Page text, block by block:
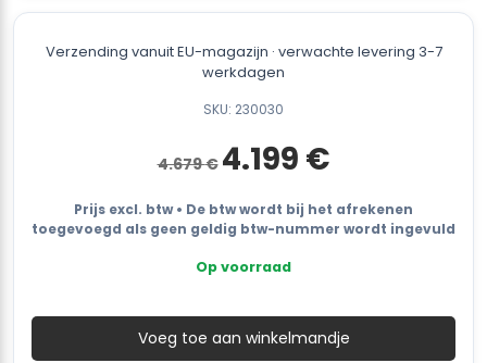
Verzending vanuit EU-magazijn · verwachte levering 3-7
werkdagen
SKU: 230030
4.679€
Oorspronkelijke
prijs
4.679 €.
4.199 €prijs
4.199 €.
Prijs excl. btw • De btw wordt bij het afrekenen
toegevoegd als geen geldig btw-nummer wordt ingevuld
Op voorraad
TAPE
Automatische
Voeg toe aan winkelmandje